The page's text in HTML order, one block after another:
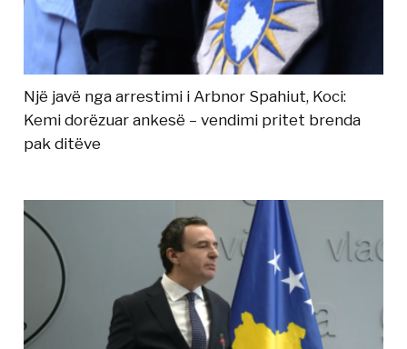
Një javë nga arrestimi i Arbnor Spahiut, Koci:
Kemi dorëzuar ankesë – vendimi pritet brenda
pak ditëve